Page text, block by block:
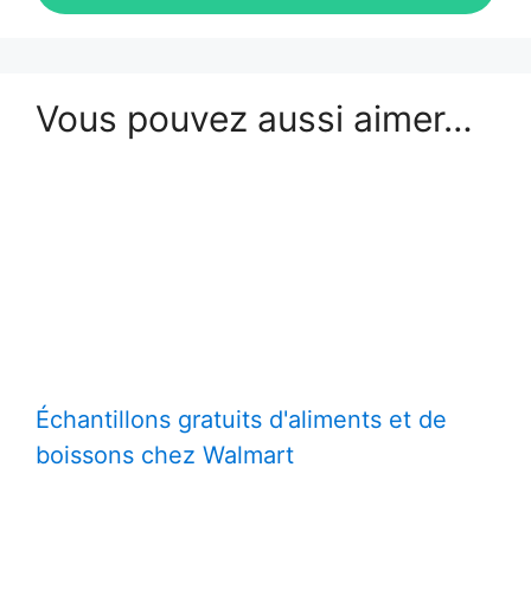
Vous pouvez aussi aimer…
Échantillons gratuits d'aliments et de
boissons chez Walmart